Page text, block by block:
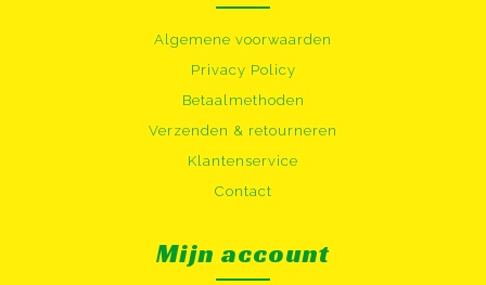
Algemene voorwaarden
Privacy Policy
Betaalmethoden
Verzenden & retourneren
Klantenservice
Contact
Mijn account